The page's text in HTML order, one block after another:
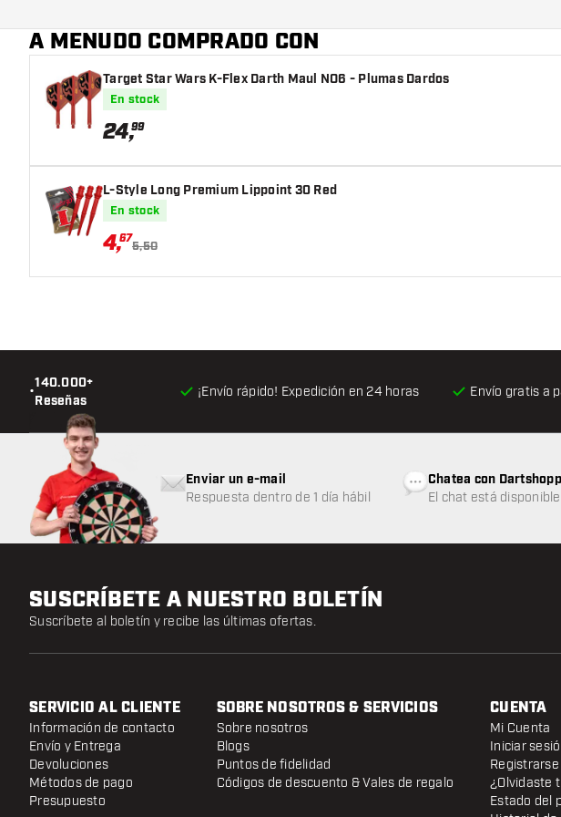
Color de dardo
Zona de agarre de dardos
Forma de dardo
Peso del dardo
Diámetro máximo del barril (mm)
Largo del barril (mm)
A MENUDO COMPRADO CON
Target Star Wars K-Flex Darth Maul NO6 - Plumas Dardos
En stock
24,99
L-Style Long Premium Lippoint 30 Red
En stock
4,67
5,50
•
140.000+
Reseñas
¡Envío rápido! Expedición en 24 horas Envío gratis a
Enviar un e-mail
Respuesta dentro de 1 día hábil
Chatea con
El chat está
SUSCRÍBETE A NUESTRO BOLETÍN
Suscríbete al boletín y recibe las últimas ofertas.
SERVICIO AL CLIENTE
Información de contacto
Envío y Entrega
Devoluciones
Métodos de pago
Presupuesto
SOBRE NOSOTROS & SERVICIOS
Sobre nosotros
Blogs
Puntos de fidelidad
Códigos de descuento & Vales de regalo
CUENTA
Mi Cuenta
Iniciar
Registrarse
¿Olvidaste
Estado del